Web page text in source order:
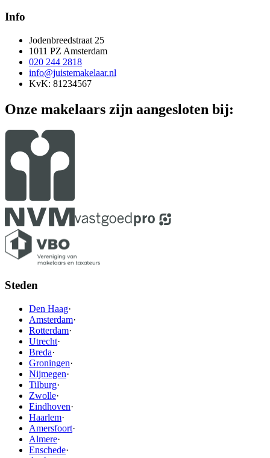
Info
Jodenbreedstraat 25
1011 PZ Amsterdam
020 244 2818
info@juistemakelaar.nl
KvK: 81234567
Onze makelaars zijn aangesloten bij:
Steden
Den Haag·
Amsterdam·
Rotterdam·
Utrecht·
Breda·
Groningen·
Nijmegen·
Tilburg·
Zwolle·
Eindhoven·
Haarlem·
Amersfoort·
Almere·
Enschede·